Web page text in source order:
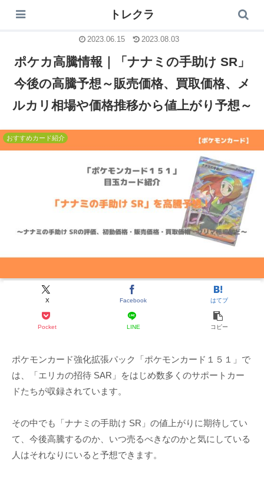
トレクラ
ポケカ高騰情報｜「ナナミの手助け SR」
今後の高騰予想～販売価格、買取価格、メ
ルカリ相場や価格推移から値上がり予想～
おすすめカード紹介
X Facebook はてブ
Pocket LINE コピー
2023.06.15 2023.08.03
ポケモンカード強化拡張パック「ポケモンカード１５１」で
は、「エリカの招待 SAR」をはじめ数多くのサポートカー
ドたちが収録されています。
その中でも「ナナミの手助け SR」の値上がりに期待してい
て、今後高騰するのか、いつ売るべきなのかと気にしている
人はそれなりにいると予想できます。
トレクラ